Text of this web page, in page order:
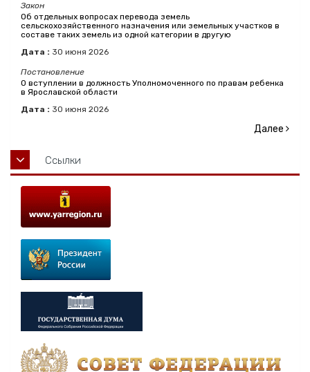
Закон
Об отдельных вопросах перевода земель
сельскохозяйственного назначения или земельных участков в
составе таких земель из одной категории в другую
Дата : 30 июня 2026
Постановление
О вступлении в должность Уполномоченного по правам ребенка
в Ярославской области
Дата : 30 июня 2026
Далее
Ссылки